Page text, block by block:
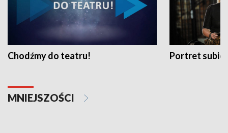
Chodźmy do teatru! Portret
MNIEJSZOŚCI